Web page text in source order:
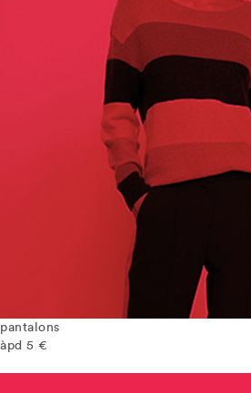
pantalons
àpd 5 €